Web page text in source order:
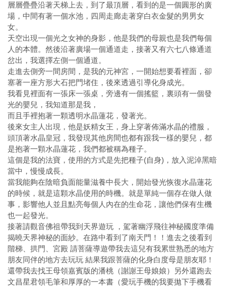
層層疊疊沿著天梯上去，到了最頂層，看到的是一個圓形的廣
場，中間有著一個水池，四周走廊走著穿白衣金髮的男男女
女。
天空出現一個光之女神的身影，他是我們的母親也是我們每個
人的本體。然後沿著廣場一個通道走，接著又有六七八條通道
岔出，我選擇左側一個通道。
走進去側旁一間房間，是我的元神宮，一開始想要看裡面，卻
塞著一座方形大石把門堵住，後來透過引導化身成光。
我看見裡面有一張床一張桌，旁邊有一個搖籃，裏頭有一個發
光的嬰兒，我知道那是我，
而且手裡抱著一顆透明水晶蓮花，發著光。
後來女主人出現，他是妖精女王，身上穿著佈滿水晶的禮服，
頭頂著水晶皇冠，我發現其他房間也都有跟我一樣的嬰兒，都
是抱著一顆水晶蓮花，我們都被稱為種子。
這個是我的法寶，使用的方式是先把種子(自身)，放入泥淖黑暗
當中，慢慢成長。
當我能夠在陰暗負面能量滋養中長大，開始發光恢復水晶蓮花
的時候，就是這顆水晶使用的時機。就是單純一個存在做人做
事，影響他人並且點亮每個人內在的生命花，讓他們保有生機
也一起發光。
接著請觀音佛祖帶我到天界遊玩 ，駕著幽浮飛往神秘國度準備
揭曉天界神秘的面紗。在路中看到了南天門！！進去之後看到
階梯、拱門、宮殿 請菩薩導遊帶我去這兒有我累世熟悉的地方
朋友同伴的地方去玩玩 結果我跟菩薩的化身白度母是朋友耶！
還帶我去找王母領嘉賓版的潘桃（謝謝王母娘娘）另外還跑去
文昌星君領毛筆和厚厚的一本書（愛玩手機的我要拋下手機看